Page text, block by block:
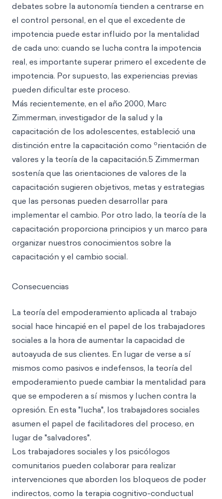
debates sobre la autonomía tienden a centrarse en
el control personal, en el que el excedente de
impotencia puede estar influido por la mentalidad
de cada uno: cuando se lucha contra la impotencia
real, es importante superar primero el excedente de
impotencia. Por supuesto, las experiencias previas
pueden dificultar este proceso.
Más recientemente, en el año 2000, Marc
Zimmerman, investigador de la salud y la
capacitación de los adolescentes, estableció una
distinción entre la capacitación como orientación de
valores y la teoría de la capacitación.5 Zimmerman
sostenía que las orientaciones de valores de la
capacitación sugieren objetivos, metas y estrategias
que las personas pueden desarrollar para
implementar el cambio. Por otro lado, la teoría de la
capacitación proporciona principios y un marco para
organizar nuestros conocimientos sobre la
capacitación y el cambio social.
Consecuencias
La teoría del empoderamiento aplicada al trabajo
social hace hincapié en el papel de los trabajadores
sociales a la hora de aumentar la capacidad de
autoayuda de sus clientes. En lugar de verse a sí
mismos como pasivos e indefensos, la teoría del
empoderamiento puede cambiar la mentalidad para
que se empoderen a sí mismos y luchen contra la
opresión. En esta "lucha", los trabajadores sociales
asumen el papel de facilitadores del proceso, en
lugar de "salvadores".
Los trabajadores sociales y los psicólogos
comunitarios pueden colaborar para realizar
intervenciones que aborden los bloqueos de poder
indirectos, como la terapia cognitivo-conductual